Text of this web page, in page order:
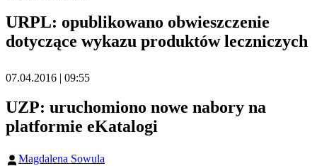
URPL: opublikowano obwieszczenie
dotyczące wykazu produktów leczniczych
07.04.2016 | 09:55
UZP: uruchomiono nowe nabory na
platformie eKatalogi
Magdalena Sowula